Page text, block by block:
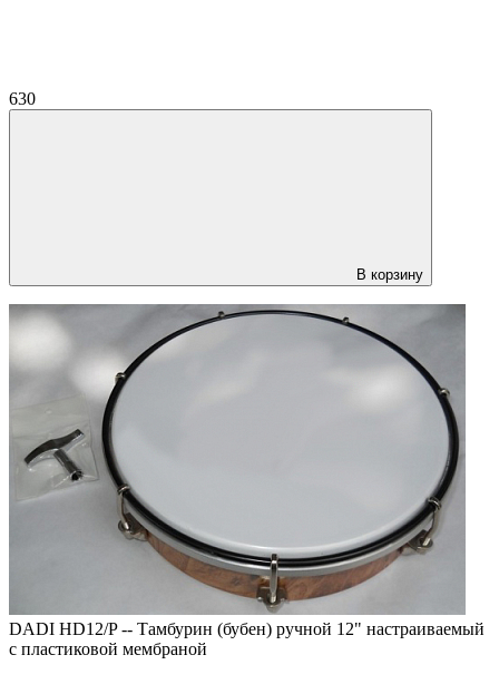
630
В корзину
DADI HD12/P -- Тамбурин (бубен) ручной 12" настраиваемый
с пластиковой мембраной